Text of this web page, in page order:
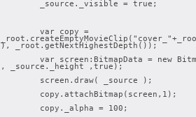
	_source._visible = true;
), _root.getNextHighestDepth());
, _source._height ,true);
	screen.draw( _source );
	copy.attachBitmap(screen,1);
	copy._alpha = 100;